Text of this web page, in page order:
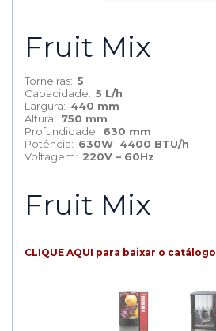
Fruit Mix
Torneiras: 5
Capacidade: 5 L/h
Largura: 440 mm
Altura: 750 mm
Profundidade: 630 mm
Potência: 630W 4400 BTU/h
Voltagem: 220V – 60Hz
Fruit Mix
CLIQUE AQUI para baixar o catálogo